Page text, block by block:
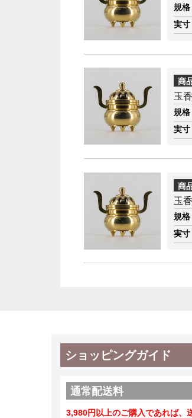
規格
実寸
商
玉
規格
実寸
商
玉
規格
実寸
ショッピングガイド
通常配送料
3,980円以上のご購入であれば、